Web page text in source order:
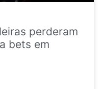
perderam
bets em